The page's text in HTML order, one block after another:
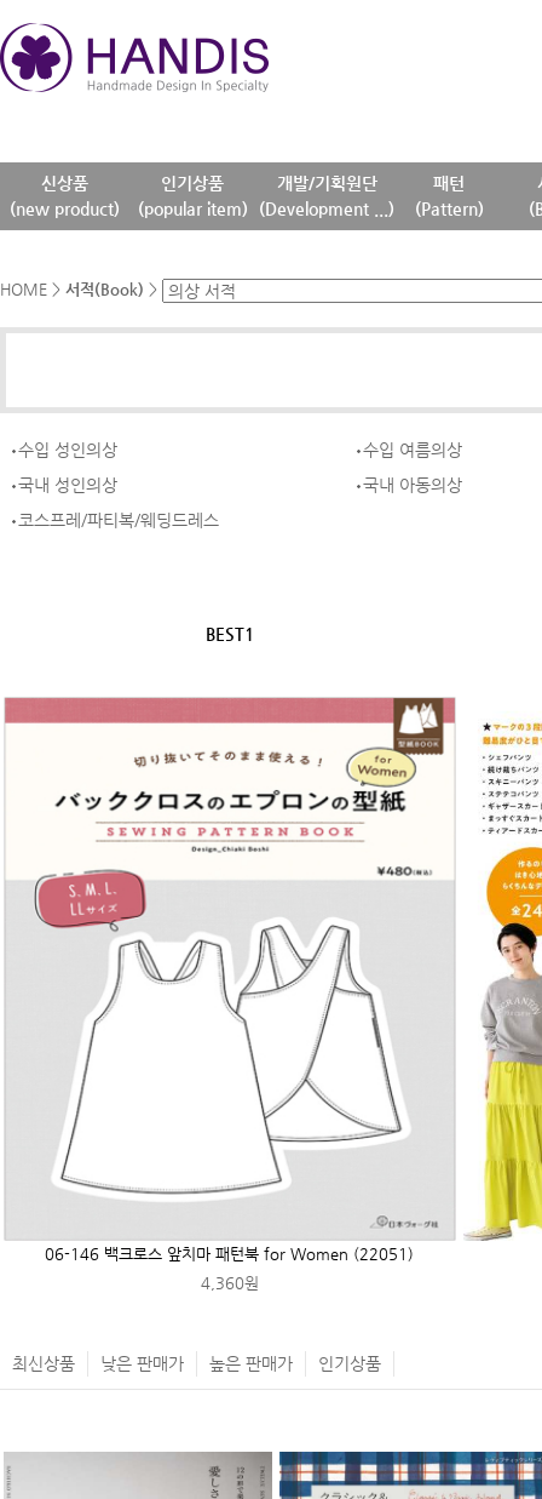
신상품
(new product)
인기상품
(popular item)
개발/기획원단
(Development ...)
패턴
(Pattern)
HOME > 서적(Book) >
수입 성인의상
수입 여름의상
국내 성인의상
국내 아동의상
코스프레/파티복/웨딩드레스
BEST1
06-146 백크로스 앞치마 패턴북 for Women (22051)
4,360원
최신상품 낮은 판매가 높은 판매가 인기상품